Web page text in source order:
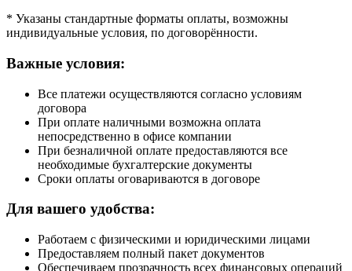
* Указаны стандартные форматы оплаты, возможны
индивидуальные условия, по договорённости.
Важные условия:
Все платежи осуществляются согласно условиям
договора
При оплате наличными возможна оплата
непосредственно в офисе компании
При безналичной оплате предоставляются все
необходимые бухгалтерские документы
Сроки оплаты оговариваются в договоре
Для вашего удобства:
Работаем с физическими и юридическими лицами
Предоставляем полный пакет документов
Обеспечиваем прозрачность всех финансовых операций